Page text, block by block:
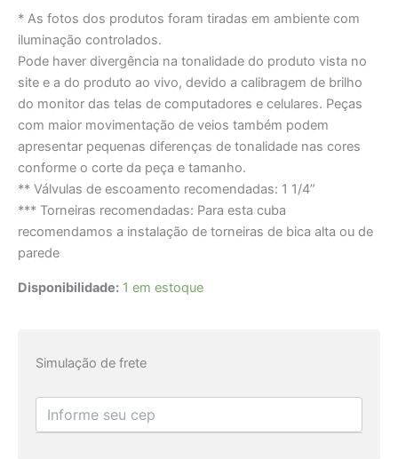
* As fotos dos produtos foram tiradas em ambiente com
iluminação controlados.
Pode haver divergência na tonalidade do produto vista no
site e a do produto ao vivo, devido a calibragem de brilho
do monitor das telas de computadores e celulares. Peças
com maior movimentação de veios também podem
apresentar pequenas diferenças de tonalidade nas cores
conforme o corte da peça e tamanho.
** Válvulas de escoamento recomendadas: 1 1/4”
*** Torneiras recomendadas: Para esta cuba
recomendamos a instalação de torneiras de bica alta ou de
parede
Disponibilidade: 1 em estoque
Simulação de frete